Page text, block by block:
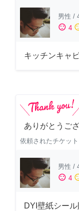
男性 /
sentiment_satisfied 4
キッチンキャ
ありがとうご
依頼されたチケット
男性 /
sentiment_satisfied 4
DYI壁紙シー